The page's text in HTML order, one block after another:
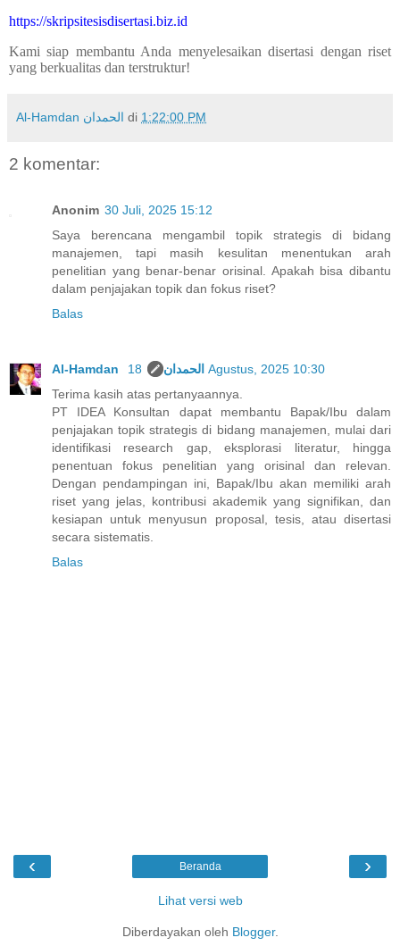
https://skripsitesisdisertasi.biz.id
Kami siap membantu Anda menyelesaikan disertasi dengan riset
yang berkualitas dan terstruktur!
Al-Hamdan الحمدان di 1:22:00 PM
2 komentar:
Anonim 30 Juli, 2025 15:12
Saya berencana mengambil topik strategis di bidang
manajemen, tapi masih kesulitan menentukan arah
penelitian yang benar-benar orisinal. Apakah bisa dibantu
dalam penjajakan topik dan fokus riset?
Balas
Al-Hamdan الحمدان 18 Agustus, 2025 10:30
Terima kasih atas pertanyaannya.
PT IDEA Konsultan dapat membantu Bapak/Ibu dalam
penjajakan topik strategis di bidang manajemen, mulai dari
identifikasi research gap, eksplorasi literatur, hingga
penentuan fokus penelitian yang orisinal dan relevan.
Dengan pendampingan ini, Bapak/Ibu akan memiliki arah
riset yang jelas, kontribusi akademik yang signifikan, dan
kesiapan untuk menyusun proposal, tesis, atau disertasi
secara sistematis.
Balas
‹ ›
Beranda
Lihat versi web
Diberdayakan oleh Blogger.